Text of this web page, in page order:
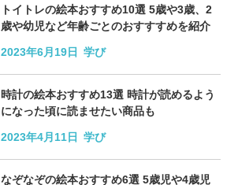
トイトレの絵本おすすめ10選 5歳や3歳、2
歳や幼児など年齢ごとのおすすすめを紹介
2023年6月19日 学び
時計の絵本おすすめ13選 時計が読めるよう
になった頃に読ませたい商品も
2023年4月11日 学び
なぞなぞの絵本おすすめ6選 5歳児や4歳児